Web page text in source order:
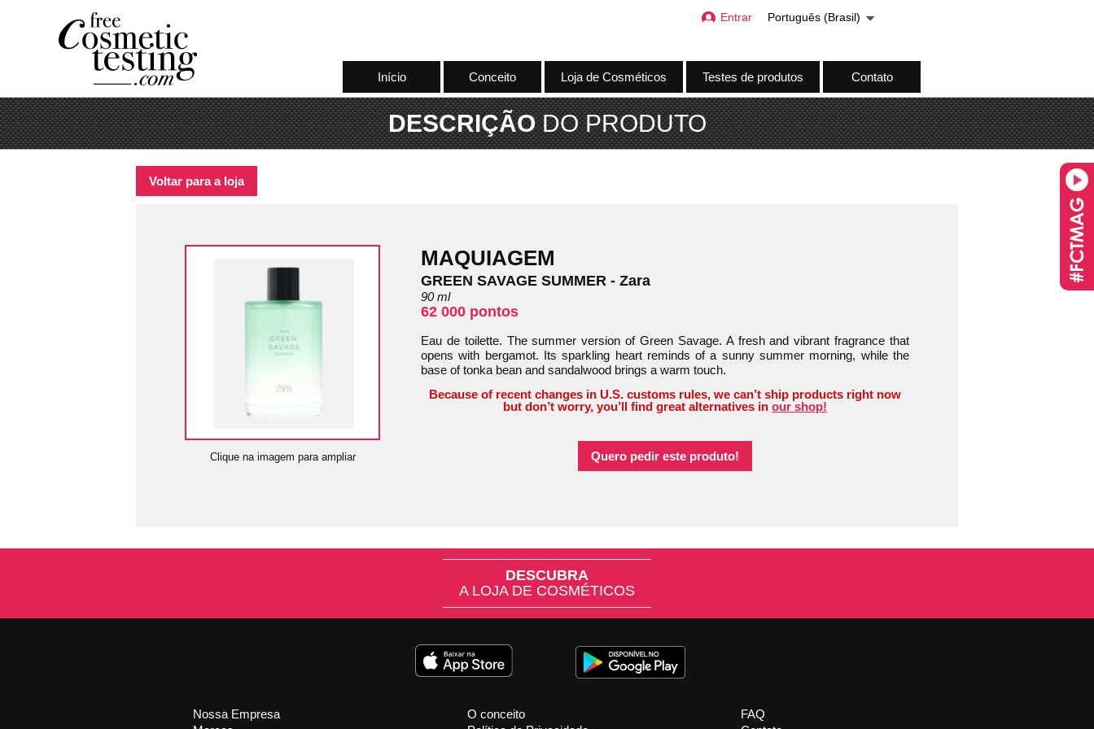
Início Conceito Loja de Cosméticos Testes de produtos Contato
Entrar Português (Brasil)
DESCRIÇÃODO PRODUTO
Voltar para a loja
Clique na imagem para ampliar
MAQUIAGEM
GREEN SAVAGE SUMMER - Zara
90 ml
62 000 pontos
Eau de toilette. The summer version of Green Savage. A fresh and vibrant fragrance that
opens with bergamot. Its sparkling heart reminds of a sunny summer morning, while the
base of tonka bean and sandalwood brings a warm touch.
Because of recent changes in U.S. customs rules, we can’t ship products right now
but don’t worry, you’ll find great alternatives in our shop!
Quero pedir este produto!
DESCUBRA
A LOJA DE COSMÉTICOS
Nossa Empresa
O conceito
FAQ